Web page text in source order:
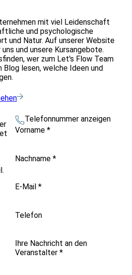
mit viel Leidenschaft
und psychologische
und Natur. Auf unserer Website
und unsere Kursangebote.
wer zum Let's Flow Team
Blog lesen, welche Ideen und
Telefonnummer anzeigen
Vorname *
Nachname *
E-Mail *
Telefon
Ihre Nachricht an den
Veranstalter *